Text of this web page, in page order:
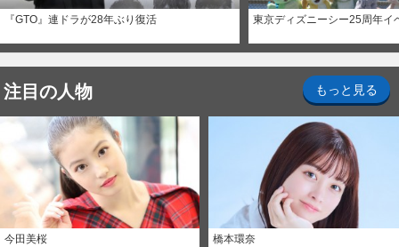
『GTO』連ドラが28年ぶり復活 東京ディズニーシー25周年イ
注目の人物 もっと見る
今田美桜 橋本環奈